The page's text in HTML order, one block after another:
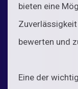
bieten eine
bewerten und
Eine der